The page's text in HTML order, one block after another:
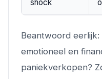
shock
Beantwoord
emotioneel en
paniekverkopen?